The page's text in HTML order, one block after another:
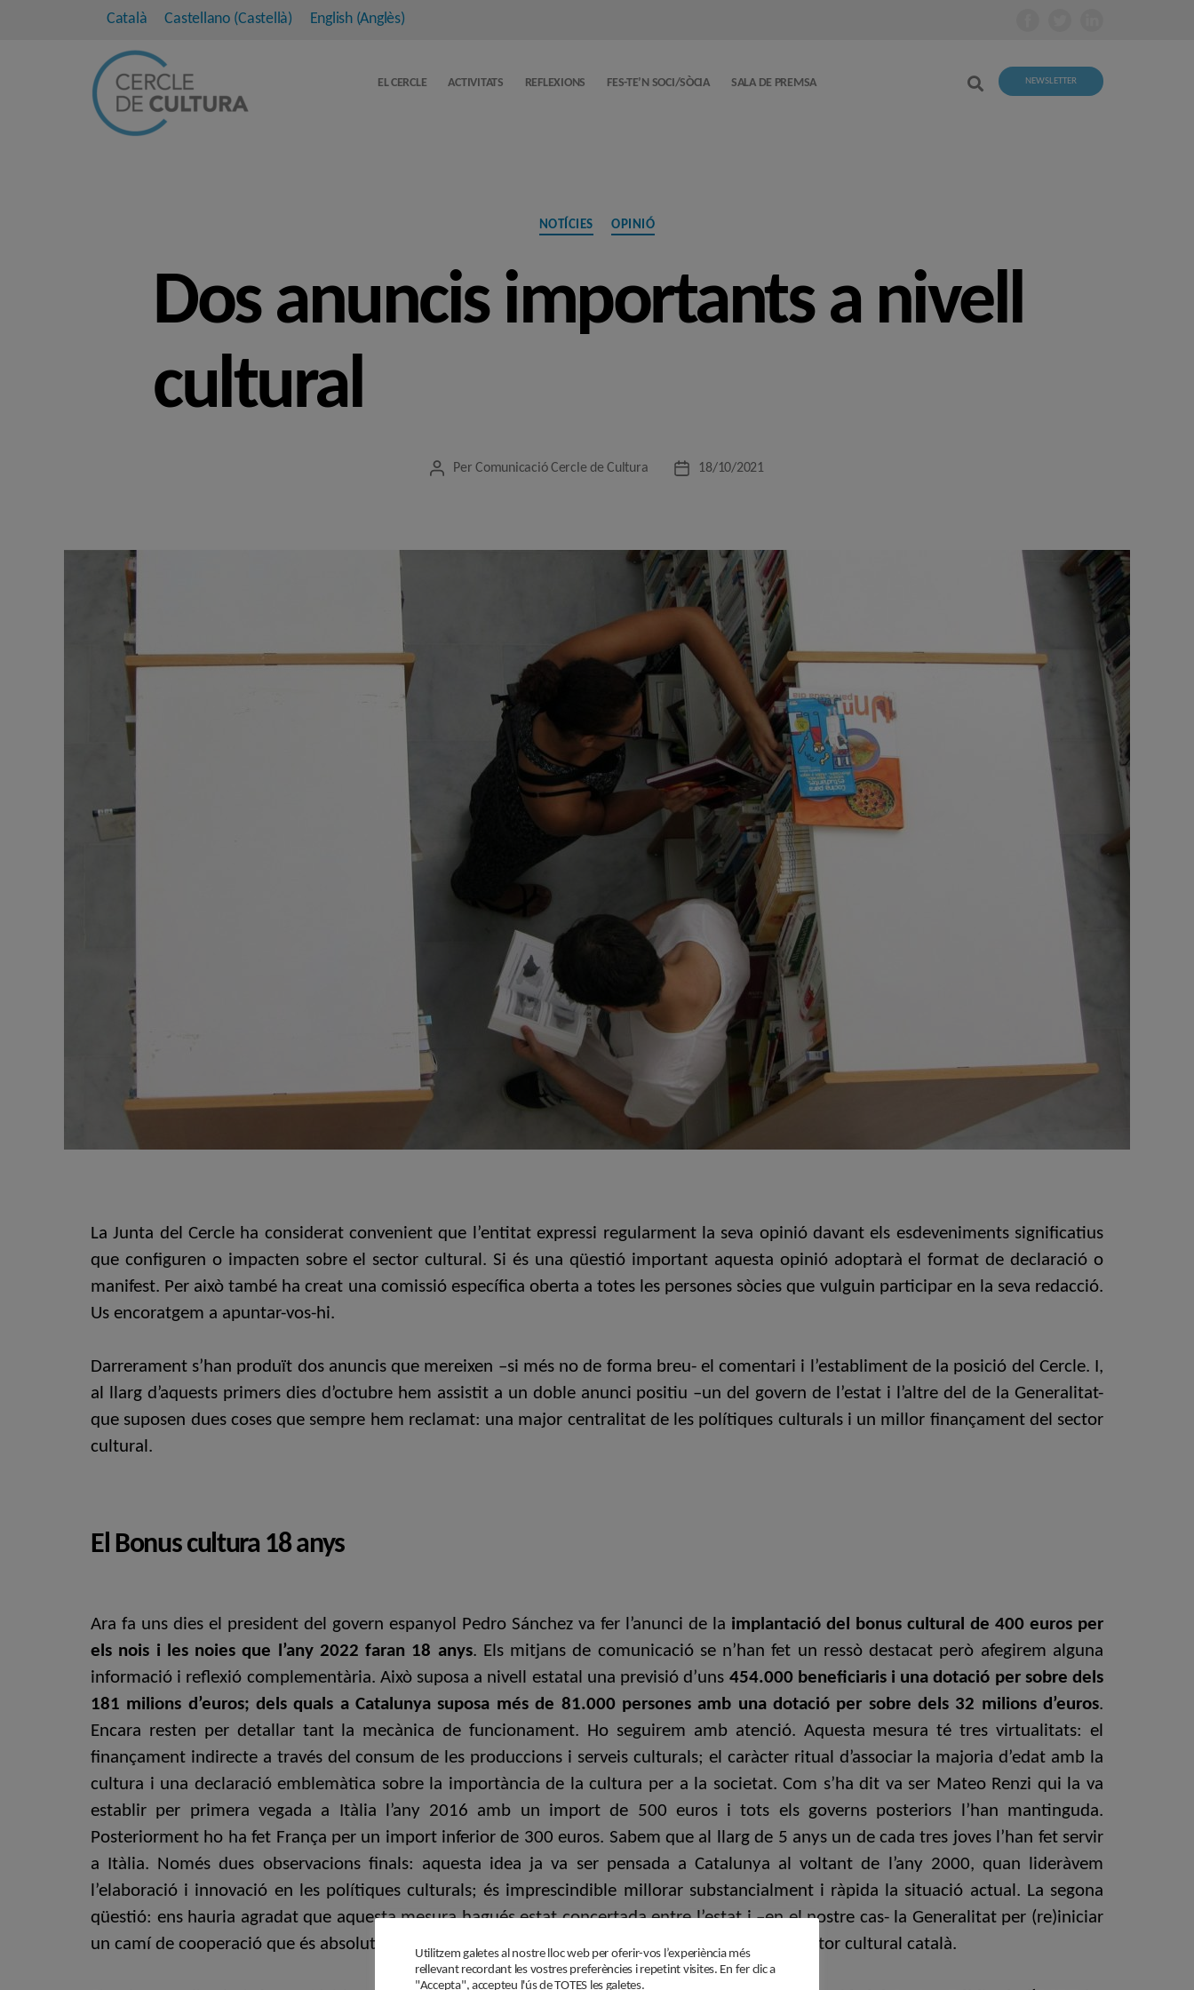
Català Castellano (Castellà) English(Anglès)
EL CERCLE ACTIVITATS REFLEXIONS FES-TE’N SOCI/SÒCIA SALA DE PREMSA NEWSLETTER
Categories
NOTÍCIES OPINIÓ
Dos anuncis importants a nivell
cultural
Autor
PerComunicació Cercle de Cultura
Data18/10/2021
La Junta del Cercle ha considerat convenient que l’entitat expressi regularment la seva opinió davant els esdeveniments significatius
que configuren o impacten sobre el sector cultural. Si és una qüestió important aquesta opinió adoptarà el format de declaració o
manifest. Per això també ha creat una comissió específica oberta a totes les persones sòcies que vulguin participar en la seva redacció.
Us encoratgem a apuntar-vos-hi.
Darrerament s’han produït dos anuncis que mereixen –si més no de forma breu- el comentari i l’establiment de la posició del Cercle. I,
al llarg d’aquests primers dies d’octubre hem assistit a un doble anunci positiu –un del govern de l’estat i l’altre del de la Generalitat-
que suposen dues coses que sempre hem reclamat: una major centralitat de les polítiques culturals i un millor finançament del sector
cultural.
El Bonus cultura 18 anys
Ara fa uns dies el president del govern espanyol Pedro Sánchez va fer l’anunci de la implantació del bonus cultural de 400 euros per
els nois i les noies que l’any 2022 faran 18 anys. Els mitjans de comunicació se n’han fet un ressò destacat però afegirem alguna
informació i reflexió complementària. Això suposa a nivell estatal una previsió d’uns 454.000 beneficiaris i una dotació per sobre dels
181 milions d’euros; dels quals a Catalunya suposa més de 81.000 persones amb una dotació per sobre dels 32 milions d’euros.
Encara resten per detallar tant la mecànica de funcionament. Ho seguirem amb atenció. Aquesta mesura té tres virtualitats: el
finançament indirecte a través del consum de les produccions i serveis culturals; el caràcter ritual d’associar la majoria d’edat amb la
cultura i una declaració emblemàtica sobre la importància de la cultura per a la societat. Com s’ha dit va ser Mateo Renzi qui la va
establir per primera vegada a Itàlia l’any 2016 amb un import de 500 euros i tots els governs posteriors l’han mantinguda.
Posteriorment ho ha fet França per un import inferior de 300 euros. Sabem que al llarg de 5 anys un de cada tres joves l’han fet servir
a Itàlia. Només dues observacions finals: aquesta idea ja va ser pensada a Catalunya al voltant de l’any 2000, quan lideràvem
l’elaboració i innovació en les polítiques culturals; és imprescindible millorar substancialment i ràpida la situació actual. La segona
qüestió: ens hauria agradat que aquesta mesura hagués estat concertada entre l’estat i –en el nostre cas- la Generalitat per (re)iniciar
un camí de cooperació que és absolutament necessari per a maximitzar les potencialitats del sector cultural català.
Utilitzem galetes al nostre lloc web per oferir-vos l’experiència més
rellevant recordant les vostres preferències i repetint visites. En fer clic a
"Accepta", accepteu l'ús de TOTES les galetes.